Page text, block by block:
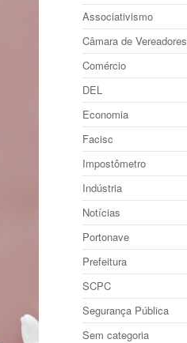
Associativismo
Câmara de Vereadores
Comércio
DEL
Economia
Facisc
Impostômetro
Indústria
Notícias
Portonave
Prefeitura
SCPC
Segurança Pública
Sem categoria